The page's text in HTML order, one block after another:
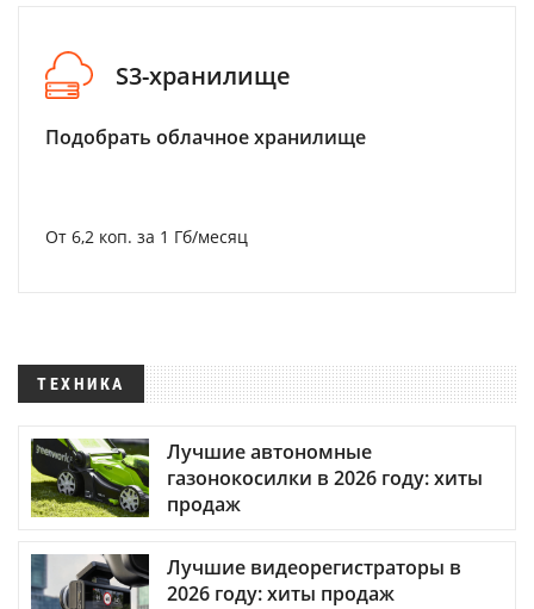
S3-хранилище
Подобрать облачное хранилище
От 6,2 коп. за 1 Гб/месяц
ТЕХНИКА
Лучшие автономные
газонокосилки в 2026 году: хиты
продаж
Лучшие видеорегистраторы в
2026 году: хиты продаж